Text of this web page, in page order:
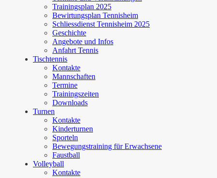
Trainingsplan 2025
Bewirtungsplan Tennisheim
Schliessdienst Tennisheim 2025
Geschichte
Angebote und Infos
Anfahrt Tennis
Tischtennis
Kontakte
Mannschaften
Termine
Trainingszeiten
Downloads
Turnen
Kontakte
Kinderturnen
Sporteln
Bewegungstraining für Erwachsene
Faustball
Volleyball
Kontakte